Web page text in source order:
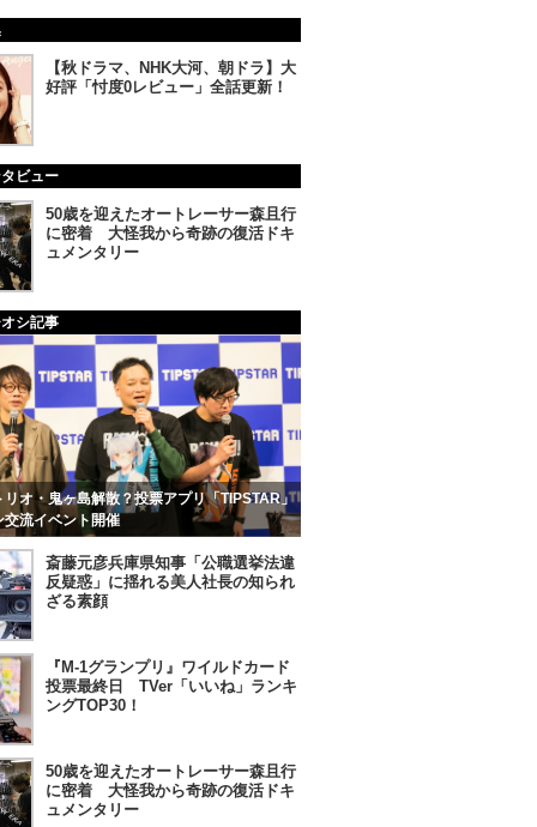
【秋ドラマ、NHK大河、朝ドラ】大
好評「忖度0レビュー」全話更新！
ビュー
50歳を迎えたオートレーサー森且行
に密着 大怪我から奇跡の復活ドキ
ュメンタリー
シ記事
リオ・鬼ヶ島解散？投票アプリ「TIPSTAR」
交流イベント開催
斎藤元彦兵庫県知事「公職選挙法違
反疑惑」に揺れる美人社長の知られ
ざる素顔
『M-1グランプリ』ワイルドカード
投票最終日 TVer「いいね」ランキ
ングTOP30！
50歳を迎えたオートレーサー森且行
に密着 大怪我から奇跡の復活ドキ
ュメンタリー